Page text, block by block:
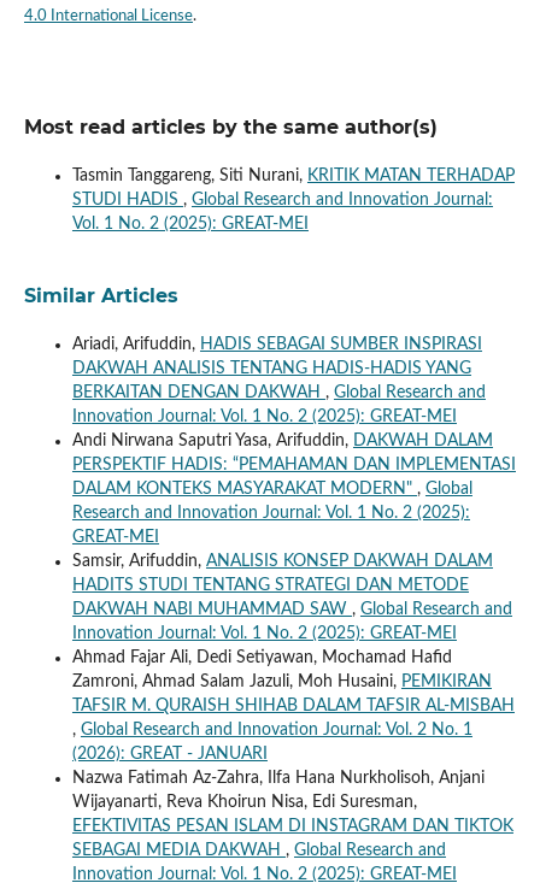
4.0 International License.
Most read articles by the same author(s)
Tasmin Tanggareng, Siti Nurani, KRITIK MATAN TERHADAP
STUDI HADIS , Global Research and Innovation Journal:
Vol. 1 No. 2 (2025): GREAT-MEI
Similar Articles
Ariadi, Arifuddin, HADIS SEBAGAI SUMBER INSPIRASI
DAKWAH ANALISIS TENTANG HADIS-HADIS YANG
BERKAITAN DENGAN DAKWAH , Global Research and
Innovation Journal: Vol. 1 No. 2 (2025): GREAT-MEI
Andi Nirwana Saputri Yasa, Arifuddin,
DAKWAH DALAM
PERSPEKTIF HADIS: “PEMAHAMAN DAN IMPLEMENTASI
DALAM KONTEKS MASYARAKAT MODERN" , Global
Research and Innovation Journal: Vol. 1 No. 2 (2025):
GREAT-MEI
Samsir, Arifuddin, ANALISIS KONSEP DAKWAH DALAM
HADITS STUDI TENTANG STRATEGI DAN METODE
DAKWAH NABI MUHAMMAD SAW , Global Research and
Innovation Journal: Vol. 1 No. 2 (2025): GREAT-MEI
Ahmad Fajar Ali, Dedi Setiyawan, Mochamad Hafid
Zamroni, Ahmad Salam Jazuli, Moh Husaini, PEMIKIRAN
TAFSIR M. QURAISH SHIHAB DALAM TAFSIR AL-MISBAH
, Global Research and Innovation Journal: Vol. 2 No. 1
(2026): GREAT - JANUARI
Nazwa Fatimah Az-Zahra, Ilfa Hana Nurkholisoh, Anjani
Wijayanarti, Reva Khoirun Nisa, Edi Suresman,
EFEKTIVITAS PESAN ISLAM DI INSTAGRAM DAN TIKTOK
SEBAGAI MEDIA DAKWAH , Global Research and
Innovation Journal: Vol. 1 No. 2 (2025): GREAT-MEI